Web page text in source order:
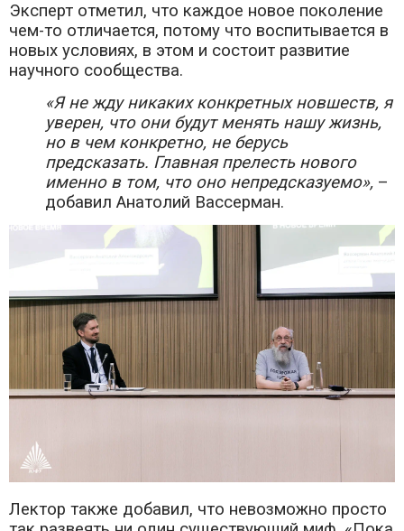
Эксперт отметил, что каждое новое поколение
чем-то отличается, потому что воспитывается в
новых условиях, в этом и состоит развитие
научного сообщества.
«Я не жду никаких конкретных новшеств, я
уверен, что они будут менять нашу жизнь,
но в чем конкретно, не берусь
предсказать. Главная прелесть нового
именно в том, что оно непредсказуемо», –
добавил Анатолий Вассерман.
Лектор также добавил, что невозможно просто